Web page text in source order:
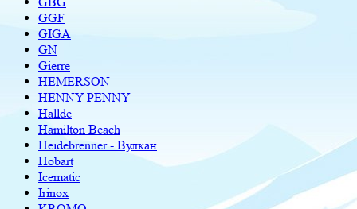
GGF
GIGA
GN
Gierre
HEMERSON
HENNY PENNY
Hallde
Hamilton Beach
Heidebrenner - Вулкан
Hobart
Icematic
Irinox